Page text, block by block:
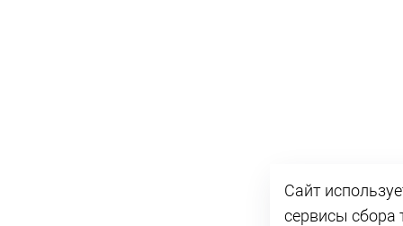
Сайт
сервисы сбора